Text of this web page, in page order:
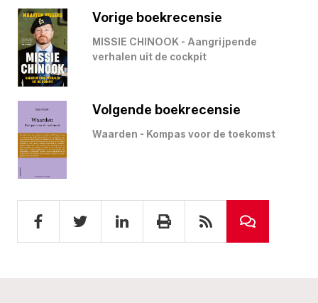
Vorige boekrecensie
MISSIE CHINOOK - Aangrijpende
verhalen uit de cockpit
Volgende boekrecensie
Waarden - Kompas voor de toekomst